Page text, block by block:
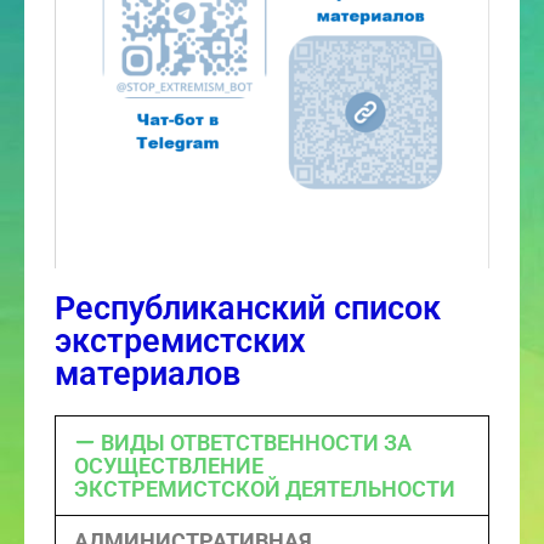
Республиканский список
экстремистских
материалов
ВИДЫ ОТВЕТСТВЕННОСТИ ЗА
ОСУЩЕСТВЛЕНИЕ
ЭКСТРЕМИСТСКОЙ ДЕЯТЕЛЬНОСТИ